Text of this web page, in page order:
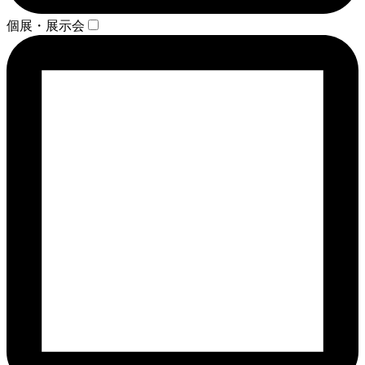
個展・展示会